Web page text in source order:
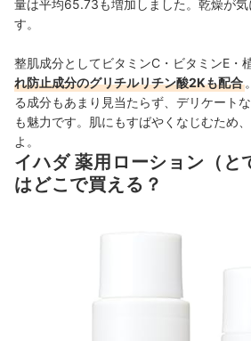
量は平均65.73も増加しました。乾燥が気
す。
整肌成分としてビタミンC・ビタミンE・
れ防止成分のグリチルリチン酸2Kも配合
る成分もあまり見当たらず、デリケート
も魅力です。肌にもすばやくなじむため
よ。
イハダ 薬用ローション（と
はどこで買える？